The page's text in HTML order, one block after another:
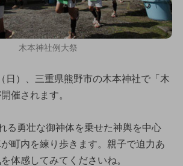
木本神社例大祭
日）、三重県熊野市の木本神社で「木
催されます。
る勇壮な御神体を乗せた神輿を中心
町内を練り歩きます。親子で迫力あ
体感してみてくださいね。